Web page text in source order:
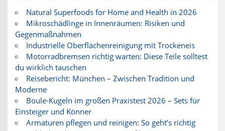
Natural Superfoods for Home and Health in 2026
Mikroschädlinge in Innenräumen: Risiken und
Gegenmaßnahmen
Industrielle Oberflächenreinigung mit Trockeneis
Motorradbremsen richtig warten: Diese Teile solltest
du wirklich tauschen
Reisebericht: München – Zwischen Tradition und
Moderne
Boule-Kugeln im großen Praxistest 2026 – Sets für
Einsteiger und Könner
Armaturen pflegen und reinigen: So geht’s richtig